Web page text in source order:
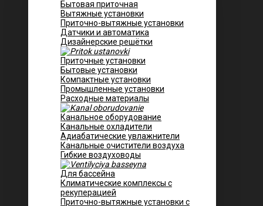
Бытовая приточная
Вытяжные установки
Приточно-вытяжные установки
Датчики и автоматика
Дизайнерские решётки
Приточные установки
Бытовые установки
Компактные установки
Промышленные установки
Расходные материалы
Канальное оборудование
Канальные охладители
Адиабатические увлажнители
Канальные очистители воздуха
Гибкие воздуховоды
Для бассейна
Климатические комплексы с
рекуперацией
Приточно-вытяжные установки с